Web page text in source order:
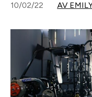
10/02/22 AV